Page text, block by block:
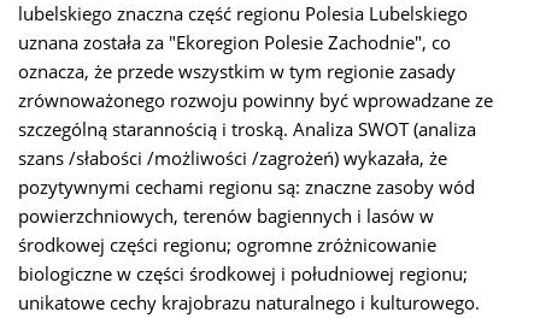
lubelskiego znaczna część regionu Polesia Lubelskiego
uznana została za "Ekoregion Polesie Zachodnie", co
oznacza, że przede wszystkim w tym regionie zasady
zrównoważonego rozwoju powinny być wprowadzane ze
szczególną starannością i troską. Analiza SWOT (analiza
szans /słabości /możliwości /zagrożeń) wykazała, że
pozytywnymi cechami regionu są: znaczne zasoby wód
powierzchniowych, terenów bagiennych i lasów w
środkowej części regionu; ogromne zróżnicowanie
biologiczne w części środkowej i południowej regionu;
unikatowe cechy krajobrazu naturalnego i kulturowego.